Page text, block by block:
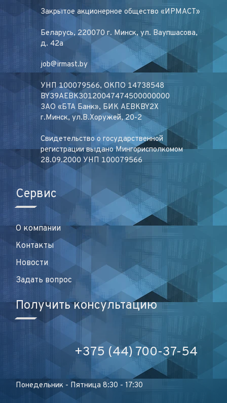
Закрытое акционерное общество «ИРМАСТ»
Беларусь, 220070 г. Минск, ул. Ваупшасова,
д. 42а
job@irmast.by
УНП 100079566, ОКПО 14738548
BY39AEBK30120047474500000000
ЗАО «БТА Банк», БИК AEBKBY2X
г.Минск, ул.В.Хоружей, 20-2
Свидетельство о государственной
регистрации выдано Мингорисполкомом
28.09.2000 УНП 100079566
Сервис
О компании
Контакты
Новости
Задать вопрос
Получить консультацию
+375 (44) 700-37-54
Понедельник - Пятница 8:30 - 17:30